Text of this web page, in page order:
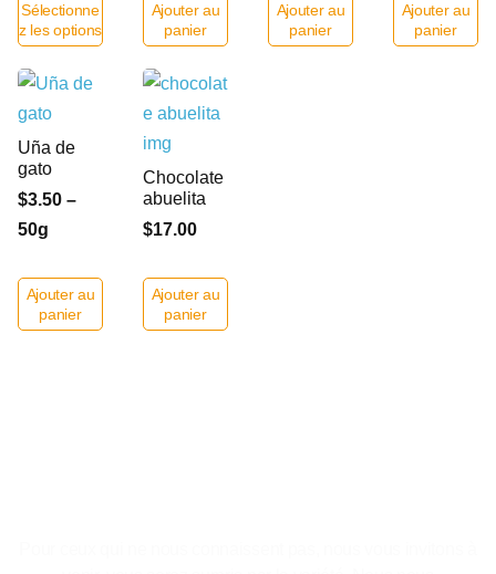
Sélectionne
z les options
Ajouter au
panier
Ajouter au
panier
Ajouter au
panier
Uña de
gato
$3.50 –
50g
Ajouter au
panier
Chocolate
abuelita
$17.00
Ajouter au
panier